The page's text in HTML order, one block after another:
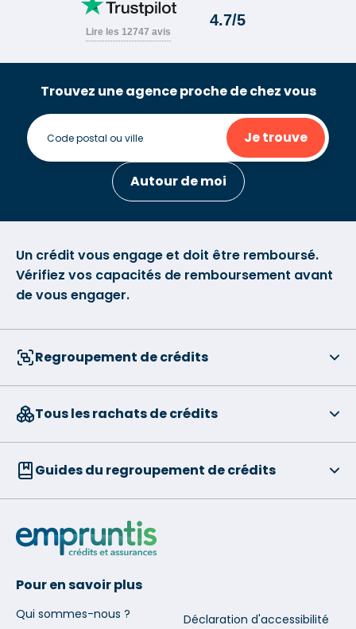
Trouvez une agence proche de chez vous
Je trouve
Autour de moi
Un crédit vous engage et doit être remboursé.
Vérifiez vos capacités de remboursement avant
de vous engager.
Regroupement de crédits
Tous les rachats de crédits
Guides du regroupement de crédits
Pour en savoir plus
Qui sommes-nous ?
Déclaration d'accessibilité